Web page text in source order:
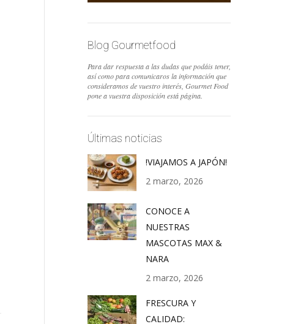
Blog Gourmetfood
Para dar respuesta a las dudas que podáis tener,
así como para comunicaros la información que
consideramos de vuestro interés, Gourmet Food
pone a vuestra disposición está página.
Últimas noticias
!VIAJAMOS A JAPÓN!
2 marzo, 2026
CONOCE A
NUESTRAS
MASCOTAS MAX &
NARA
2 marzo, 2026
FRESCURA Y
CALIDAD: